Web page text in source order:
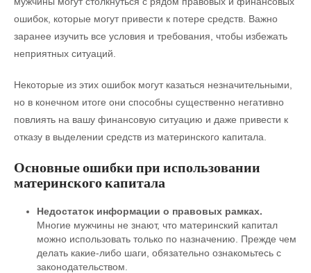
ошибок, которые могут привести к потере средств. Важно
заранее изучить все условия и требования, чтобы избежать
неприятных ситуаций.
Некоторые из этих ошибок могут казаться незначительными,
но в конечном итоге они способны существенно негативно
повлиять на вашу финансовую ситуацию и даже привести к
отказу в выделении средств из материнского капитала.
Основные ошибки при использовании
материнского капитала
Недостаток информации о правовых рамках.
Многие мужчины не знают, что материнский капитал
можно использовать только по назначению. Прежде чем
делать какие-либо шаги, обязательно ознакомьтесь с
законодательством.